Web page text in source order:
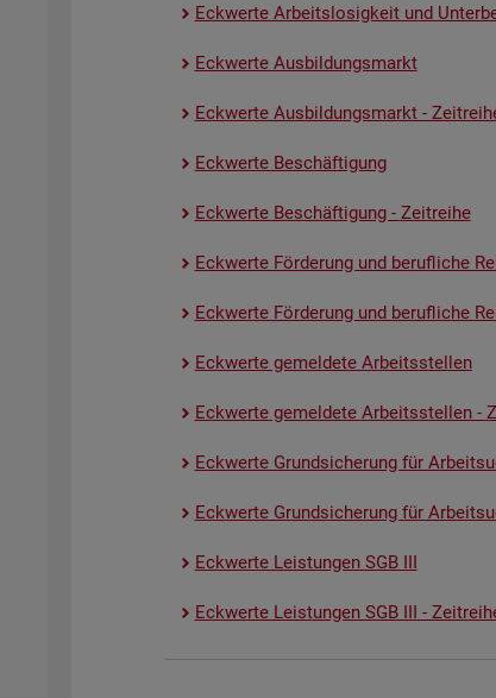
Eck­wer­te Ar­beits­lo­sig­keit und
Eck­wer­te Aus­bil­dungs­markt
Eck­wer­te Aus­bil­dungs­markt -
Eck­wer­te Be­schäf­ti­gung
Eck­wer­te Be­schäf­ti­gung - Zeit­rei­he
Eck­wer­te För­de­rung und be­ruf­li­che
Eck­wer­te För­de­rung und be­ruf­li­che
Eck­wer­te ge­mel­de­te Ar­beits­stel­len
Eck­wer­te ge­mel­de­te Ar­beits­stel­len -
Eck­wer­te Grund­si­che­rung für
Eck­wer­te Grund­si­che­rung für
Eck­wer­te Leis­tun­gen SGB III
Eck­wer­te Leis­tun­gen SGB III -